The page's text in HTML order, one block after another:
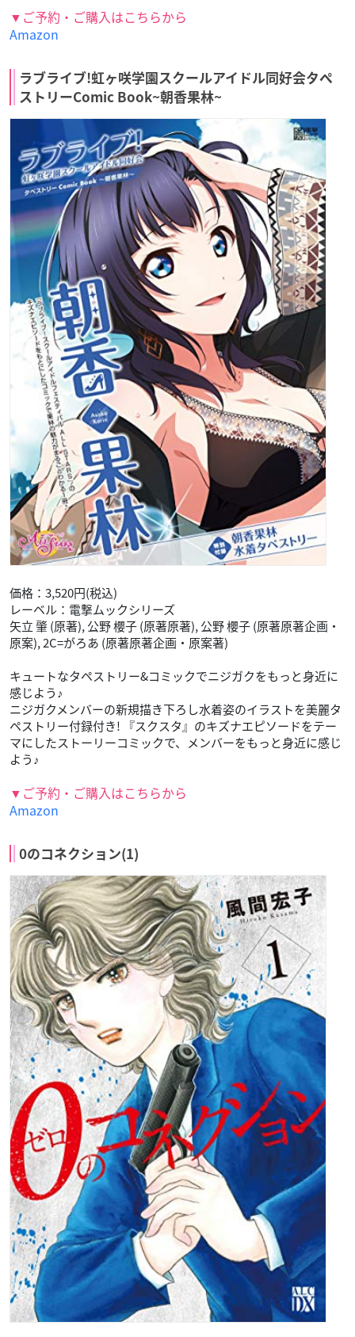
▼ご予約・ご購入はこちらから
Amazon
ラブライブ!虹ヶ咲学園スクールアイドル同好会タペ
ストリーComic Book~朝香果林~
価格：3,520円(税込)
レーベル：電撃ムックシリーズ
矢立 肇 (原著), 公野 櫻子 (原著原著), 公野 櫻子 (原著原著企画・
原案), 2C=がろあ (原著原著企画・原案著)
キュートなタペストリー&コミックでニジガクをもっと身近に
感じよう♪
ニジガクメンバーの新規描き下ろし水着姿のイラストを美麗タ
ペストリー付録付き! 『スクスタ』のキズナエピソードをテー
マにしたストーリーコミックで、メンバーをもっと身近に感じ
よう♪
▼ご予約・ご購入はこちらから
Amazon
0のコネクション(1)